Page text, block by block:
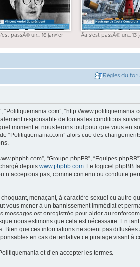
passÃ© un... 16 janvier Ãa s'est passÃ© un... 13
Règles du
“http://
responsable de toutes les conditions
moment et nous ferons tout pour que vous en
alors que des
“Groupe phpBB”, “Equipes
depuis www.phpbb.com. Le logiciel phpBB
pas, comme contenu ou conduite
menaçant, à caractère sexuel ou autre
vous mener à un bannissement immédiat et
messages est enregistrée pour aider au
nous estimons que cela est nécessaire. En
que ces informations ne soient pas diffusées
en cas de tentative de piratage visant à
et d’en accepter les termes.